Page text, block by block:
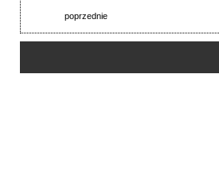
poprzednie